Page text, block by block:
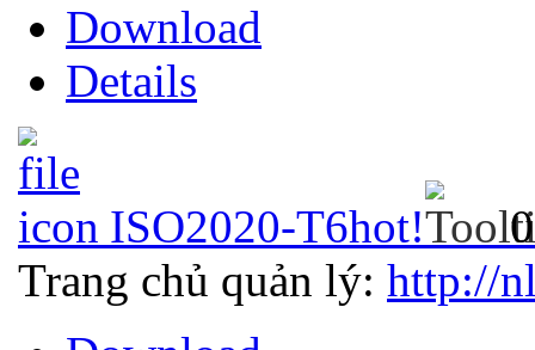
Download
Details
ISO2020-T6hot!
Trang chủ quản lý: http://